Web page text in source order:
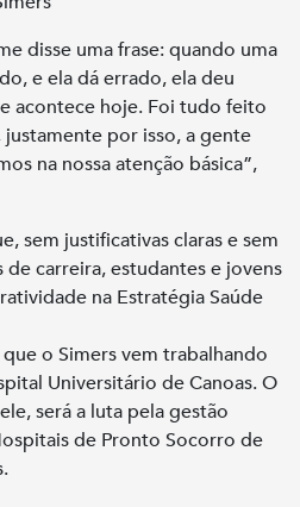
disse uma frase: quando uma
e ela dá errado, ela deu
acontece hoje. Foi tudo feito
por isso, a gente
na nossa atenção básica”,
sem justificativas claras e sem
carreira, estudantes e jovens
na Estratégia Saúde
o Simers vem trabalhando
Universitário de Canoas. O
será a luta pela gestão
de Pronto Socorro de